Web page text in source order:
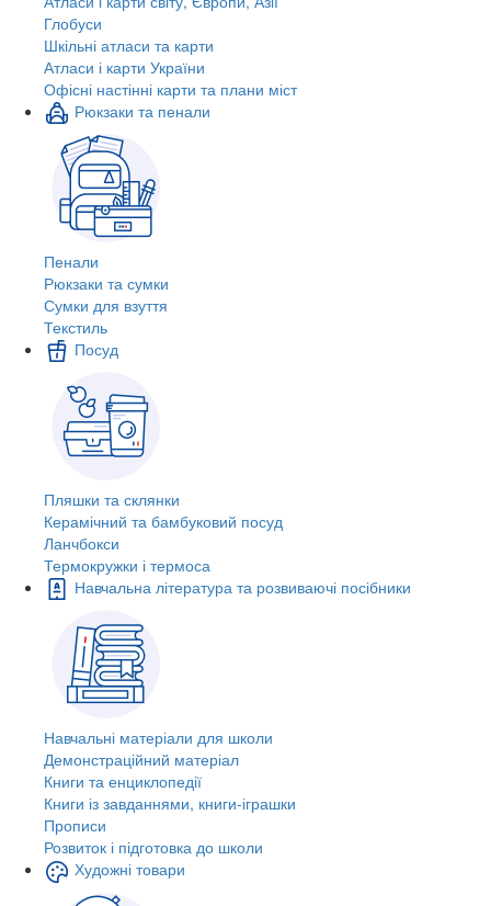
Глобуси
Шкільні атласи та карти
Атласи і карти України
Офісні настінні карти та плани міст
Рюкзаки та пенали
Пенали
Рюкзаки та сумки
Сумки для взуття
Текстиль
Посуд
Пляшки та склянки
Керамічний та бамбуковий посуд
Ланчбокси
Термокружки і термоса
Навчальна література та розвиваючі посібники
Навчальні матеріали для школи
Демонстраційний матеріал
Книги та енциклопедії
Книги із завданнями, книги-іграшки
Прописи
Розвиток і підготовка до школи
Художні товари